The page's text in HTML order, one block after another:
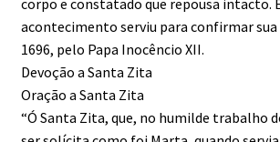
corpo e constatado que repousa intacto.
acontecimento serviu para confirmar
1696, pelo Papa Inocêncio XII.
Devoção a Santa Zita
Oração a Santa Zita
“Ó Santa Zita, que, no humilde trabalho